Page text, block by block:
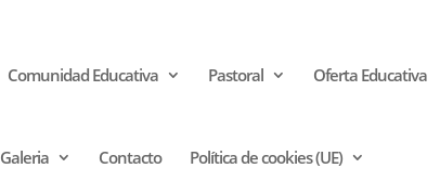
Comunidad Educativa Pastoral Oferta Educativa
Galeria Contacto Política de cookies (UE)